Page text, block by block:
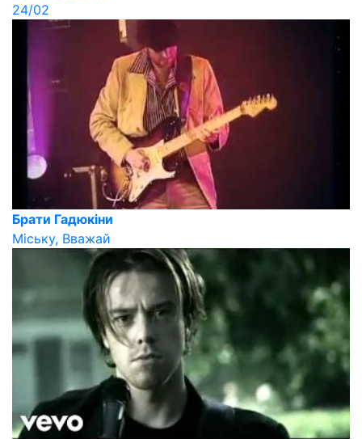
24/02
Брати Гадюкіни
Міську, Вважай